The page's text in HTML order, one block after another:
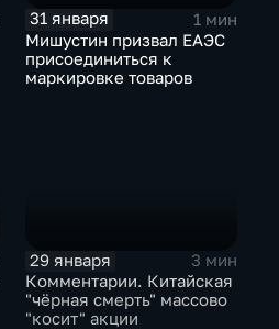
31 января
1 мин
Мишустин призвал ЕАЭС
присоединиться к
маркировке товаров
29 января
3 мин
Комментарии. Китайская
"чёрная смерть" массово
"косит" акции